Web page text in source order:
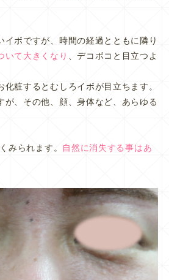
イボですが、時間の経過とともに隣り
いて大きくなり
、デコボコと目立つよ
粧するとむしろイボが目立ちます。
が、その他、顔、身体など、あらゆる
みられます。
自然に消失する事はあ